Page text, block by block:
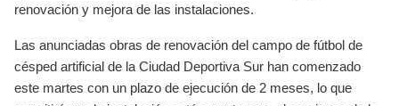
renovación y mejora de las instalaciones.
Las anunciadas obras de renovación del campo de fútbol de
césped artificial de la Ciudad Deportiva Sur han comenzado
este martes con un plazo de ejecución de 2 meses, lo que